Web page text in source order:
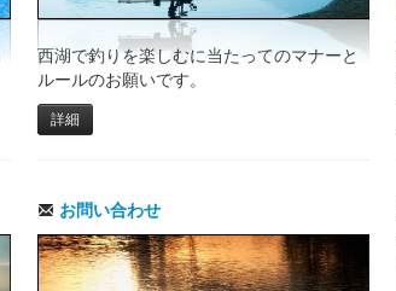
西湖で釣りを楽しむに当たってのマナーと
ルールのお願いです。
詳細
お問い合わせ